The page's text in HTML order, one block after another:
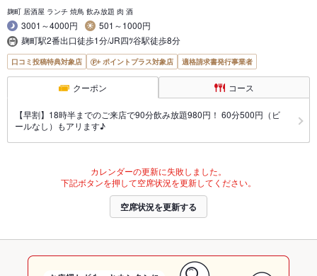
麹町 居酒屋 ランチ 焼鳥 飲み放題 肉 酒
3001～4000円
501～1000円
麹町駅2番出口徒歩1分/JR四ﾂ谷駅徒歩8分
口コミ投稿特典対象店 ポイントプラス対象店 適格請求書発行事業者
クーポン コース
【早割】18時半までのご来店で90分飲み放題980円！ 60分500円（ビ
ールなし）もアリます♪
カレンダーの更新に失敗しました。
下記ボタンを押して空席状況を更新してください。
空席状況を更新する